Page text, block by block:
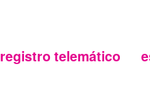
registro telemático